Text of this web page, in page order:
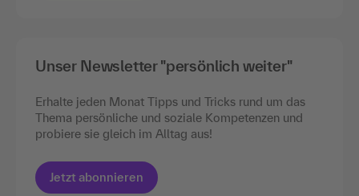
Unser Newsletter "persönlich weiter"
Erhalte jeden Monat Tipps und Tricks rund um das
Thema persönliche und soziale Kompetenzen und
probiere sie gleich im Alltag aus!
Jetzt abonnieren